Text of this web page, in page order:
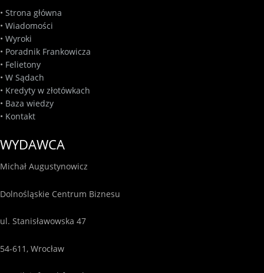
• Strona główna
• Wiadomości
• Wyroki
• Poradnik Frankowicza
• Felietony
• W Sądach
• Kredyty w złotówkach
• Baza wiedzy
• Kontakt
WYDAWCA
Michał Augustynowicz
Dolnośląskie Centrum Biznesu
ul. Stanisławowska 47
54-611, Wrocław